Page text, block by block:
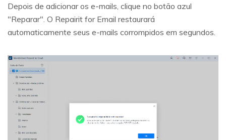
Depois de adicionar os e-mails, clique no botão azul
"Reparar". O Repairit for Email restaurará
automaticamente seus e-mails corrompidos em segundos.